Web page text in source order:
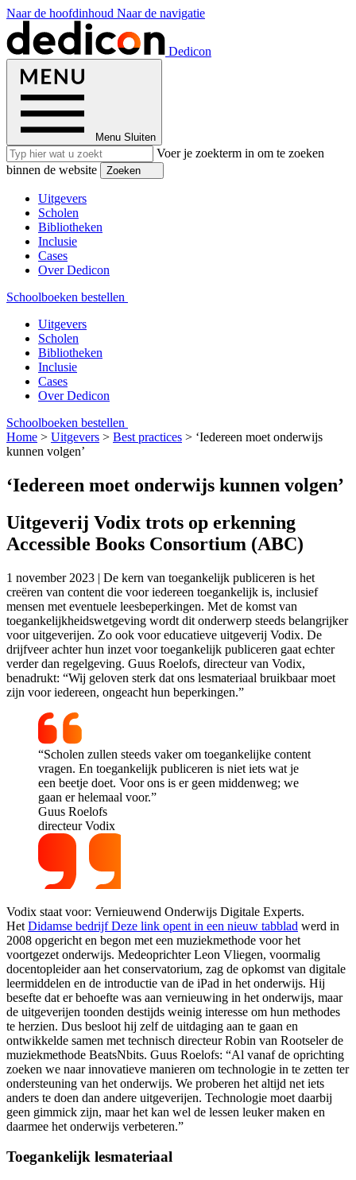
Naar de hoofdinhoud Naar de navigatie
Dedicon
Menu Sluiten
Voer je zoekterm in om te zoeken
binnen de website
Zoeken
Uitgevers
Scholen
Bibliotheken
Inclusie
Cases
Over Dedicon
Schoolboeken bestellen
Uitgevers
Scholen
Bibliotheken
Inclusie
Cases
Over Dedicon
Schoolboeken bestellen
Home > Uitgevers > Best practices > ‘Iedereen moet onderwijs
kunnen volgen’
‘Iedereen moet onderwijs kunnen volgen’
Uitgeverij Vodix trots op erkenning
Accessible Books Consortium (ABC)
1 november 2023 | De kern van toegankelijk publiceren is het
creëren van content die voor iedereen toegankelijk is, inclusief
mensen met eventuele leesbeperkingen. Met de komst van
toegankelijkheidswetgeving wordt dit onderwerp steeds belangrijker
voor uitgeverijen. Zo ook voor educatieve uitgeverij Vodix. De
drijfveer achter hun inzet voor toegankelijk publiceren gaat echter
verder dan regelgeving. Guus Roelofs, directeur van Vodix,
benadrukt: “Wij geloven sterk dat ons lesmateriaal bruikbaar moet
zijn voor iedereen, ongeacht hun beperkingen.”
“Scholen zullen steeds vaker om toegankelijke content
vragen. En toegankelijk publiceren is niet iets wat je
een beetje doet. Voor ons is er geen middenweg; we
gaan er helemaal voor.”
Guus Roelofs
directeur Vodix
Vodix staat voor: Vernieuwend Onderwijs Digitale Experts.
Het Didamse bedrijfDeze link opent in een nieuw tabblad werd in
2008 opgericht en begon met een muziekmethode voor het
voortgezet onderwijs. Medeoprichter Leon Vliegen, voormalig
docentopleider aan het conservatorium, zag de opkomst van digitale
leermiddelen en de introductie van de iPad in het onderwijs. Hij
besefte dat er behoefte was aan vernieuwing in het onderwijs, maar
de uitgeverijen toonden destijds weinig interesse om hun methodes
te herzien. Dus besloot hij zelf de uitdaging aan te gaan en
ontwikkelde samen met technisch directeur Robin van Rootseler de
muziekmethode BeatsNbits. Guus Roelofs: “Al vanaf de oprichting
zoeken we naar innovatieve manieren om technologie in te zetten ter
ondersteuning van het onderwijs. We proberen het altijd net iets
anders te doen dan andere uitgeverijen. Technologie moet daarbij
geen gimmick zijn, maar het kan wel de lessen leuker maken en
daarmee het onderwijs verbeteren.”
Toegankelijk lesmateriaal